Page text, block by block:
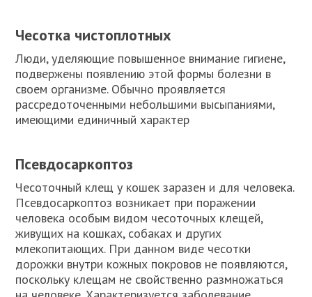
Чесотка чистоплотных
Люди, уделяющие повышенное внимание гигиене,
подвержены появлению этой формы болезни в
своем организме. Обычно проявляется
рассредоточенными небольшими высыпаниями,
имеющими единичный характер
Псевдосаркоптоз
Чесоточный клещ у кошек заразен и для человека.
Псевдосаркоптоз возникает при поражении
человека особым видом чесоточных клещей,
живущих на кошках, собаках и других
млекопитающих. При данном виде чесотки
дорожки внутри кожных покровов не появляются,
поскольку клещам не свойственно размножаться